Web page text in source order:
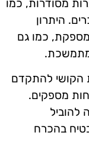
מסודרות, כמו
היתרון
מספקת, כמו גם
מתמשכת.
הקושי להתקדם
מספקים.
להוביל
בהכרח